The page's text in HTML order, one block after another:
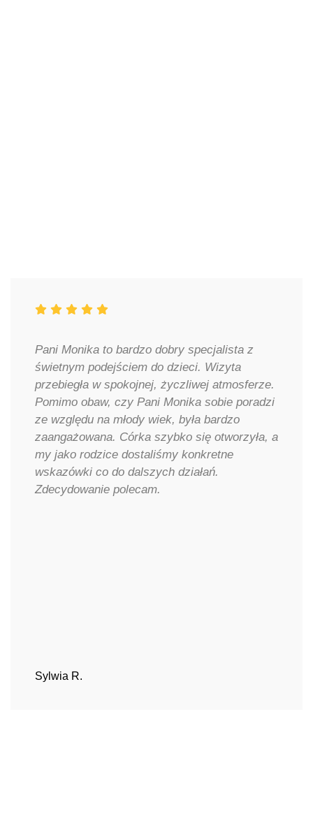
Pani Monika to bardzo dobry specjalista z
świetnym podejściem do dzieci. Wizyta
przebiegła w spokojnej, życzliwej atmosferze.
Pomimo obaw, czy Pani Monika sobie poradzi
ze względu na młody wiek, była bardzo
zaangażowana. Córka szybko się otworzyła, a
my jako rodzice dostaliśmy konkretne
wskazówki co do dalszych działań.
Zdecydowanie polecam.
Sylwia R.